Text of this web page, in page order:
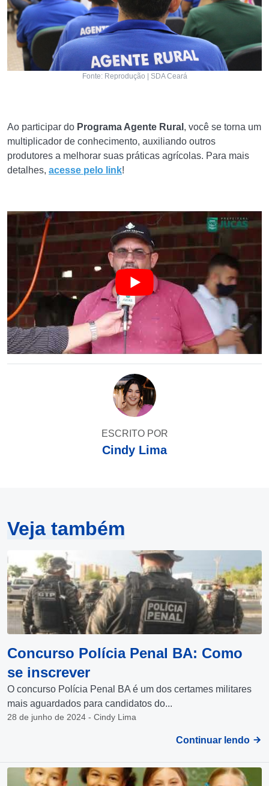
Fonte: Reprodução | SDA Ceará
Ao participar do Programa Agente Rural , você se torna um
multiplicador de conhecimento, auxiliando outros
produtores a melhorar suas práticas agrícolas. Para mais
detalhes, acesse pelo link!
ESCRITO POR
Cindy Lima
Veja também
Concurso Polícia Penal BA: Como
se inscrever
O concurso Polícia Penal BA é um dos certames militares
mais aguardados para candidatos do...
28 de junho de 2024 - Cindy Lima
Continuar lendo